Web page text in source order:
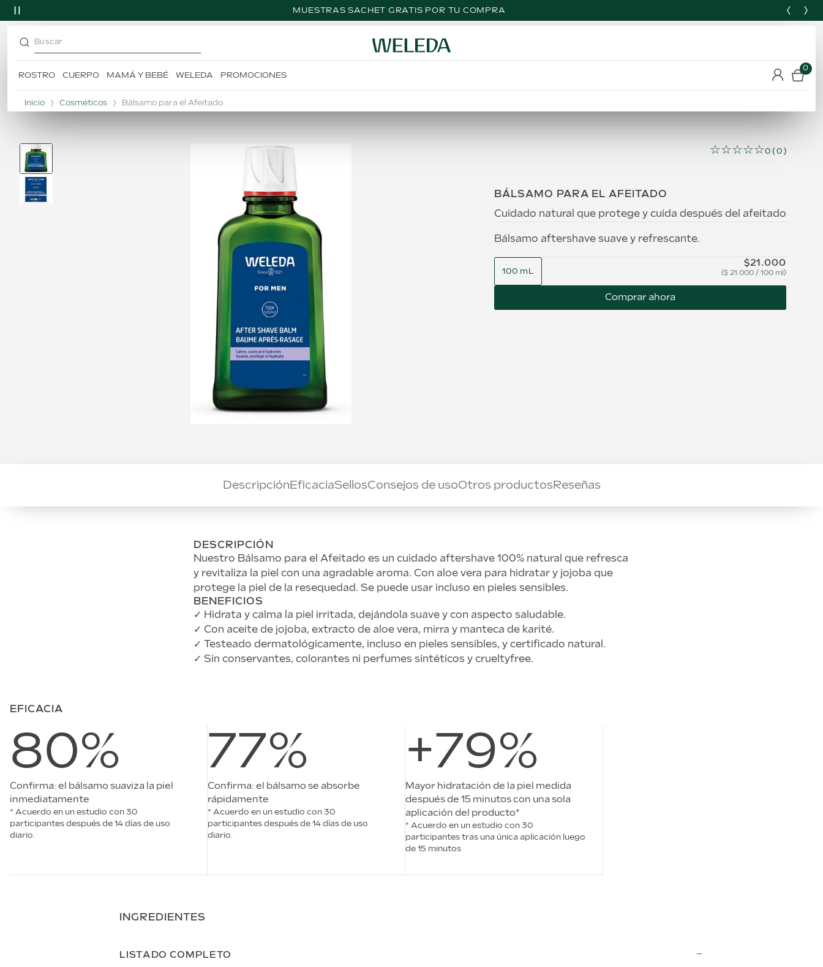
MUESTRAS SACHET GRATIS POR TU COMPRA
Buscar
ROSTRO CUERPO MAMÁ Y BEBÉ WELEDA PROMOCIONES
0
Inicio Cosméticos Bálsamo para el Afeitado
☆☆☆☆☆0 (0)
BÁLSAMO PARA EL AFEITADO
Cuidado natural que protege y cuida después del afeitado
Bálsamo aftershave suave y refrescante.
100 mL
$21.000
$ 21.000 / 100 ml
Comprar ahora
DescripciónEficaciaSellosConsejos de usoOtros productosReseñas
DESCRIPCIÓN
Nuestro Bálsamo para el Afeitado es un cuidado aftershave 100% natural que refresca
y revitaliza la piel con una agradable aroma. Con aloe vera para hidratar y jojoba que
protege la piel de la resequedad. Se puede usar incluso en pieles sensibles.
BENEFICIOS
✓ Hidrata y calma la piel irritada, dejándola suave y con aspecto saludable.
✓ Con aceite de jojoba, extracto de aloe vera, mirra y manteca de karité.
✓ Testeado dermatológicamente, incluso en pieles sensibles, y certificado natural.
✓ Sin conservantes, colorantes ni perfumes sintéticos y crueltyfree.
EFICACIA
80%
Confirma: el bálsamo suaviza la piel
inmediatamente
* Acuerdo en un estudio con 30
participantes después de 14 días de uso
diario.
77%
Confirma: el bálsamo se absorbe
rápidamente
* Acuerdo en un estudio con 30
participantes después de 14 días de uso
diario.
+79%
Mayor hidratación de la piel medida
después de 15 minutos con una sola
aplicación del producto*
* Acuerdo en un estudio con 30
participantes tras una única aplicación luego
de 15 minutos
INGREDIENTES
LISTADO COMPLETO −
TÉRMINOS MÁS BUSCADOS
1.
desodorante
3.
citrus
4.
5.